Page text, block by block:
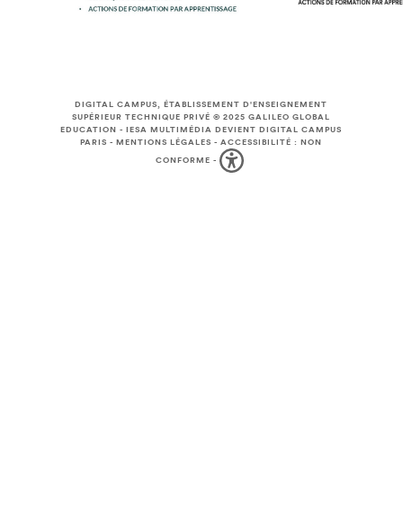
DIGITAL CAMPUS, ÉTABLISSEMENT D'ENSEIGNEMENT
SUPÉRIEUR TECHNIQUE PRIVÉ © 2025GALILEO GLOBAL
EDUCATION -IESA MULTIMÉDIA DEVIENT DIGITAL CAMPUS
PARIS -MENTIONS LÉGALES -ACCESSIBILITÉ : NON
CONFORME -